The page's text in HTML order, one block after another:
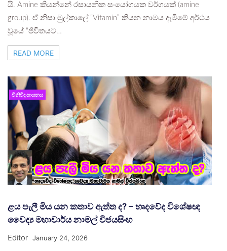
යි. Amine කියන්නේ රසායනික සංයෝගයක වර්ගයක් (amine
group). ඒ නිසා මුල්කාලේ “Vitamin” කියන නාමය දැමීමේ අර්ථය
වූයේ “ජීවිතයට…
READ MORE
විනිවිද සායනය
ළය පැලී මිය යන කතාව ඇත්ත ද? – හෘදවේද විශේෂඥ
වෛද්‍ය මහාචාර්ය නාමල් විජයසිංහ
Editor January 24, 2026